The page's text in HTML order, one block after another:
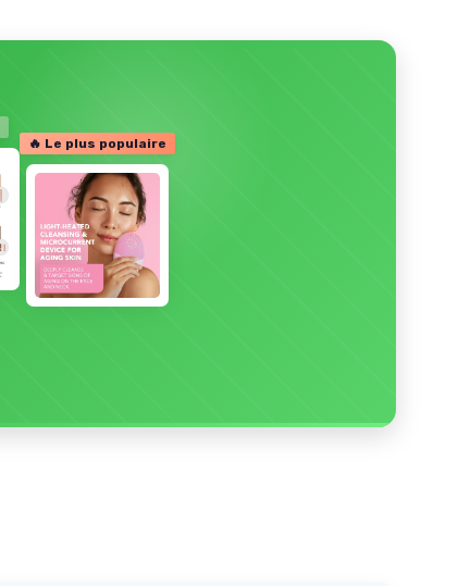
🔥 Le plus populaire